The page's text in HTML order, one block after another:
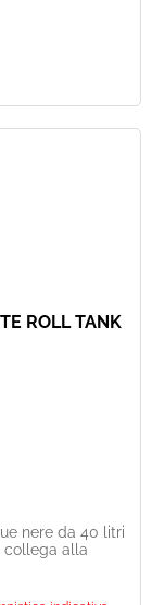
ROLL TANK
nere da 40 litri
collega alla